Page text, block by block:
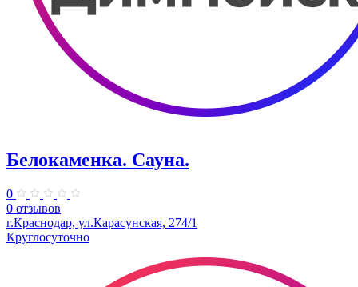
Белокаменка. Сауна.
0
0 отзывов
г.Краснодар, ул.Карасунская, 274/1
Круглосуточно